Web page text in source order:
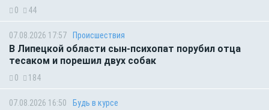
0 44
07.08.2026 17:57 Происшествия
В Липецкой области сын-психопат порубил отца
тесаком и порешил двух собак
0 184
07.08.2026 16:50 Будь в курсе